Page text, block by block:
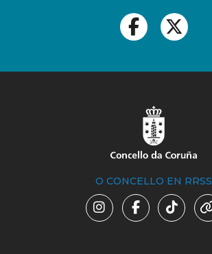
O CONCELLO EN RRSS